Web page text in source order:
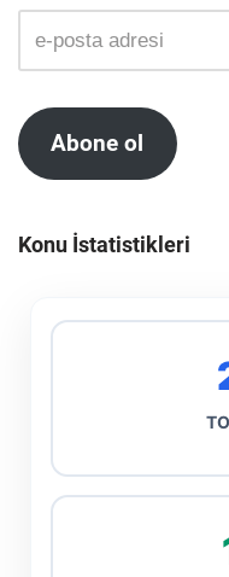
Abone ol
Konu İstatistikleri